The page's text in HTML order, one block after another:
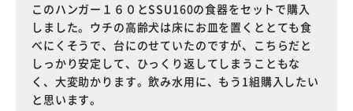
このハンガー１６０とSSU160の食器をセットで購入
しました。ウチの高齢犬は床にお皿を置くととても食
べにくそうで、台にのせていたのですが、こちらだと
しっかり安定して、ひっくり返してしまうこともな
く、大変助かります。飲み水用に、もう1組購入したい
と思います。